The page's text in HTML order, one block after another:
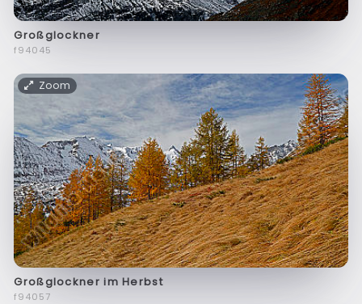
Großglockner
f94045
Zoom
Großglockner im Herbst
f94057